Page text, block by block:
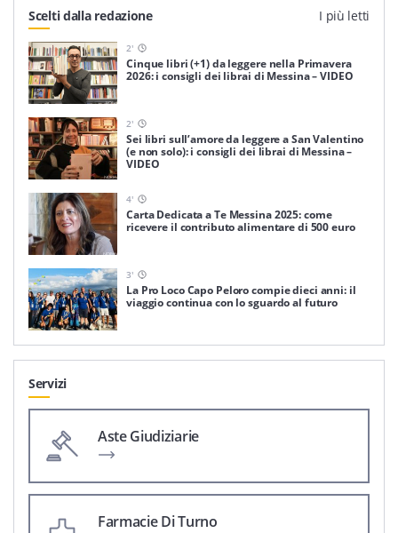
Scelti dalla redazione I più letti
2'
Cinque libri (+1) da leggere nella Primavera
2026: i consigli dei librai di Messina – VIDEO
2'
Sei libri sull’amore da leggere a San Valentino
(e non solo): i consigli dei librai di Messina –
VIDEO
4'
Carta Dedicata a Te Messina 2025: come
ricevere il contributo alimentare di 500 euro
3'
La Pro Loco Capo Peloro compie dieci anni: il
viaggio continua con lo sguardo al futuro
Servizi
Aste Giudiziarie
Farmacie Di Turno